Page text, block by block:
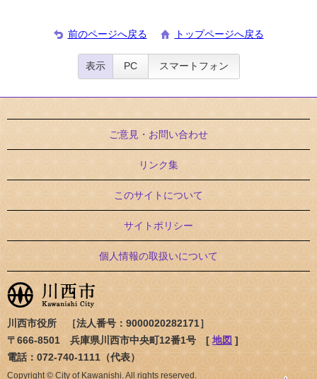
前のページへ戻る トップページへ戻る
表示 PC スマートフォン
ご意見・お問い合わせ
リンク集
このサイトについて
サイトポリシー
個人情報の取扱いについて
川西市役所 ［法人番号：9000020282171］
〒666-8501 兵庫県川西市中央町12番1号 [ 地図 ]
電話：072-740-1111（代表）
Copyright © City of Kawanishi. All rights reserved.